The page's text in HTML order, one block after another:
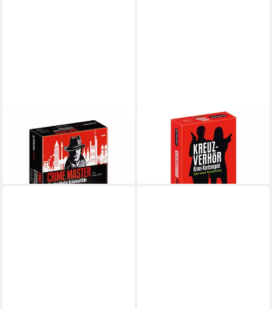
Spiel Crime Master 25
rätselhafte Kriminalfälle
ab 12,64 €
lieferbar - in 3-4 Werktagen bei dir
GMEINER
Spiel Kreuzverhör
ab 15,01 €
lieferbar - in 3-4 Werktagen bei dir